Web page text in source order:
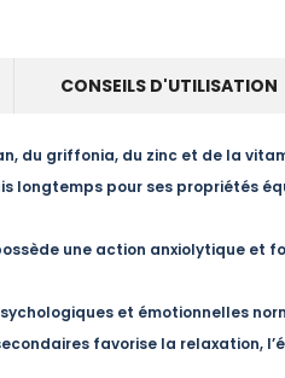
CONSEILS D'UTILISATION
du griffonia, du zinc et de la
longtemps pour ses propriétés
une action anxiolytique et
et émotionnelles
favorise la relaxation,